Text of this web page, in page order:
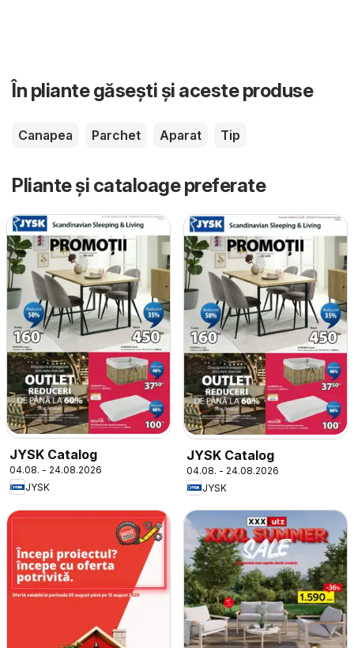
În pliante găsești și aceste produse
Canapea Parchet Aparat Tip
Pliante și cataloage preferate
JYSK Catalog
04.08. - 24.08.2026
JYSK
JYSK Catalog
04.08. - 24.08.2026
JYSK